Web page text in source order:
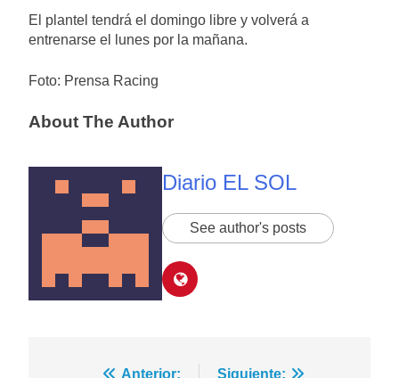
El plantel tendrá el domingo libre y volverá a
entrenarse el lunes por la mañana.
Foto: Prensa Racing
About The Author
Diario EL SOL
See author's posts
Anterior: Siguiente: